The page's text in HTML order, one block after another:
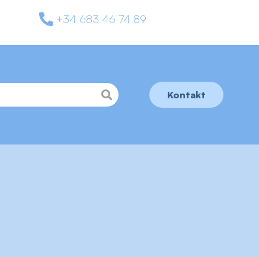
+34 683 46 74 89
Kontakt